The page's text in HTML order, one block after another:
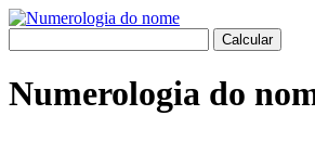
Numerologia do